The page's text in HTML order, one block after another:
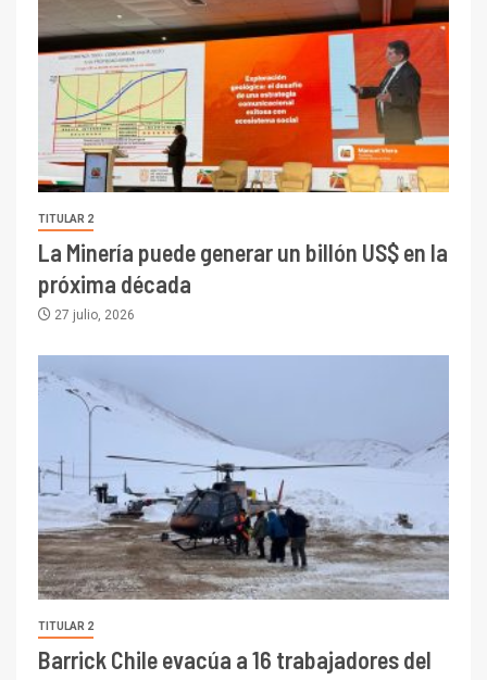
TITULAR 2
La Minería puede generar un billón US$ en la
próxima década
27 julio, 2026
TITULAR 2
Barrick Chile evacúa a 16 trabajadores del